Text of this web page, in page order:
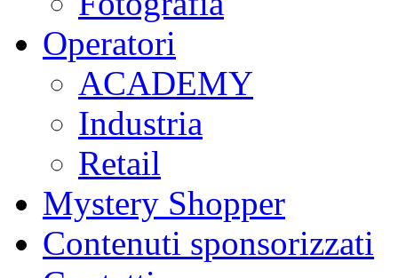
Operatori
ACADEMY
Industria
Retail
Mystery Shopper
Contenuti sponsorizzati